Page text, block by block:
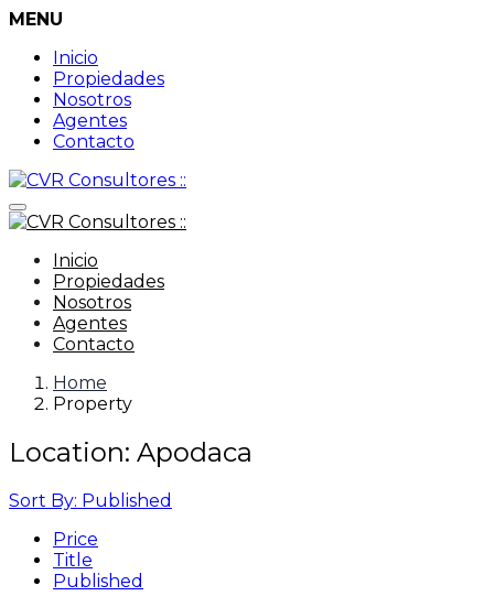
MENU
Inicio
Propiedades
Nosotros
Agentes
Contacto
Inicio
Propiedades
Nosotros
Agentes
Contacto
Home
Property
Location: Apodaca
Sort By: Published
Price
Title
Published